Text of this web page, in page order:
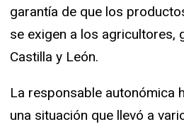
garantía de que los
se exigen a los agricultores,
Castilla y León.
La responsable autonómica
una situación que llevó a